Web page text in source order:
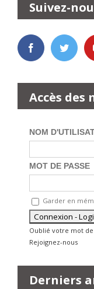
Suivez-
Accès des
NOM
MOT DE PASSE
Garder en
Oublié votre mot de
Rejoignez-nous
Derniers